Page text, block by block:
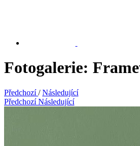
Fotogalerie:
Předchozí / Následující
Předchozí Následující